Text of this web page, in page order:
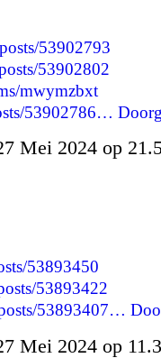
53902793
53902802
mwymzbxt
53902786…
Mei 2024 op
53893450
53893422
53893407…
Mei 2024 op